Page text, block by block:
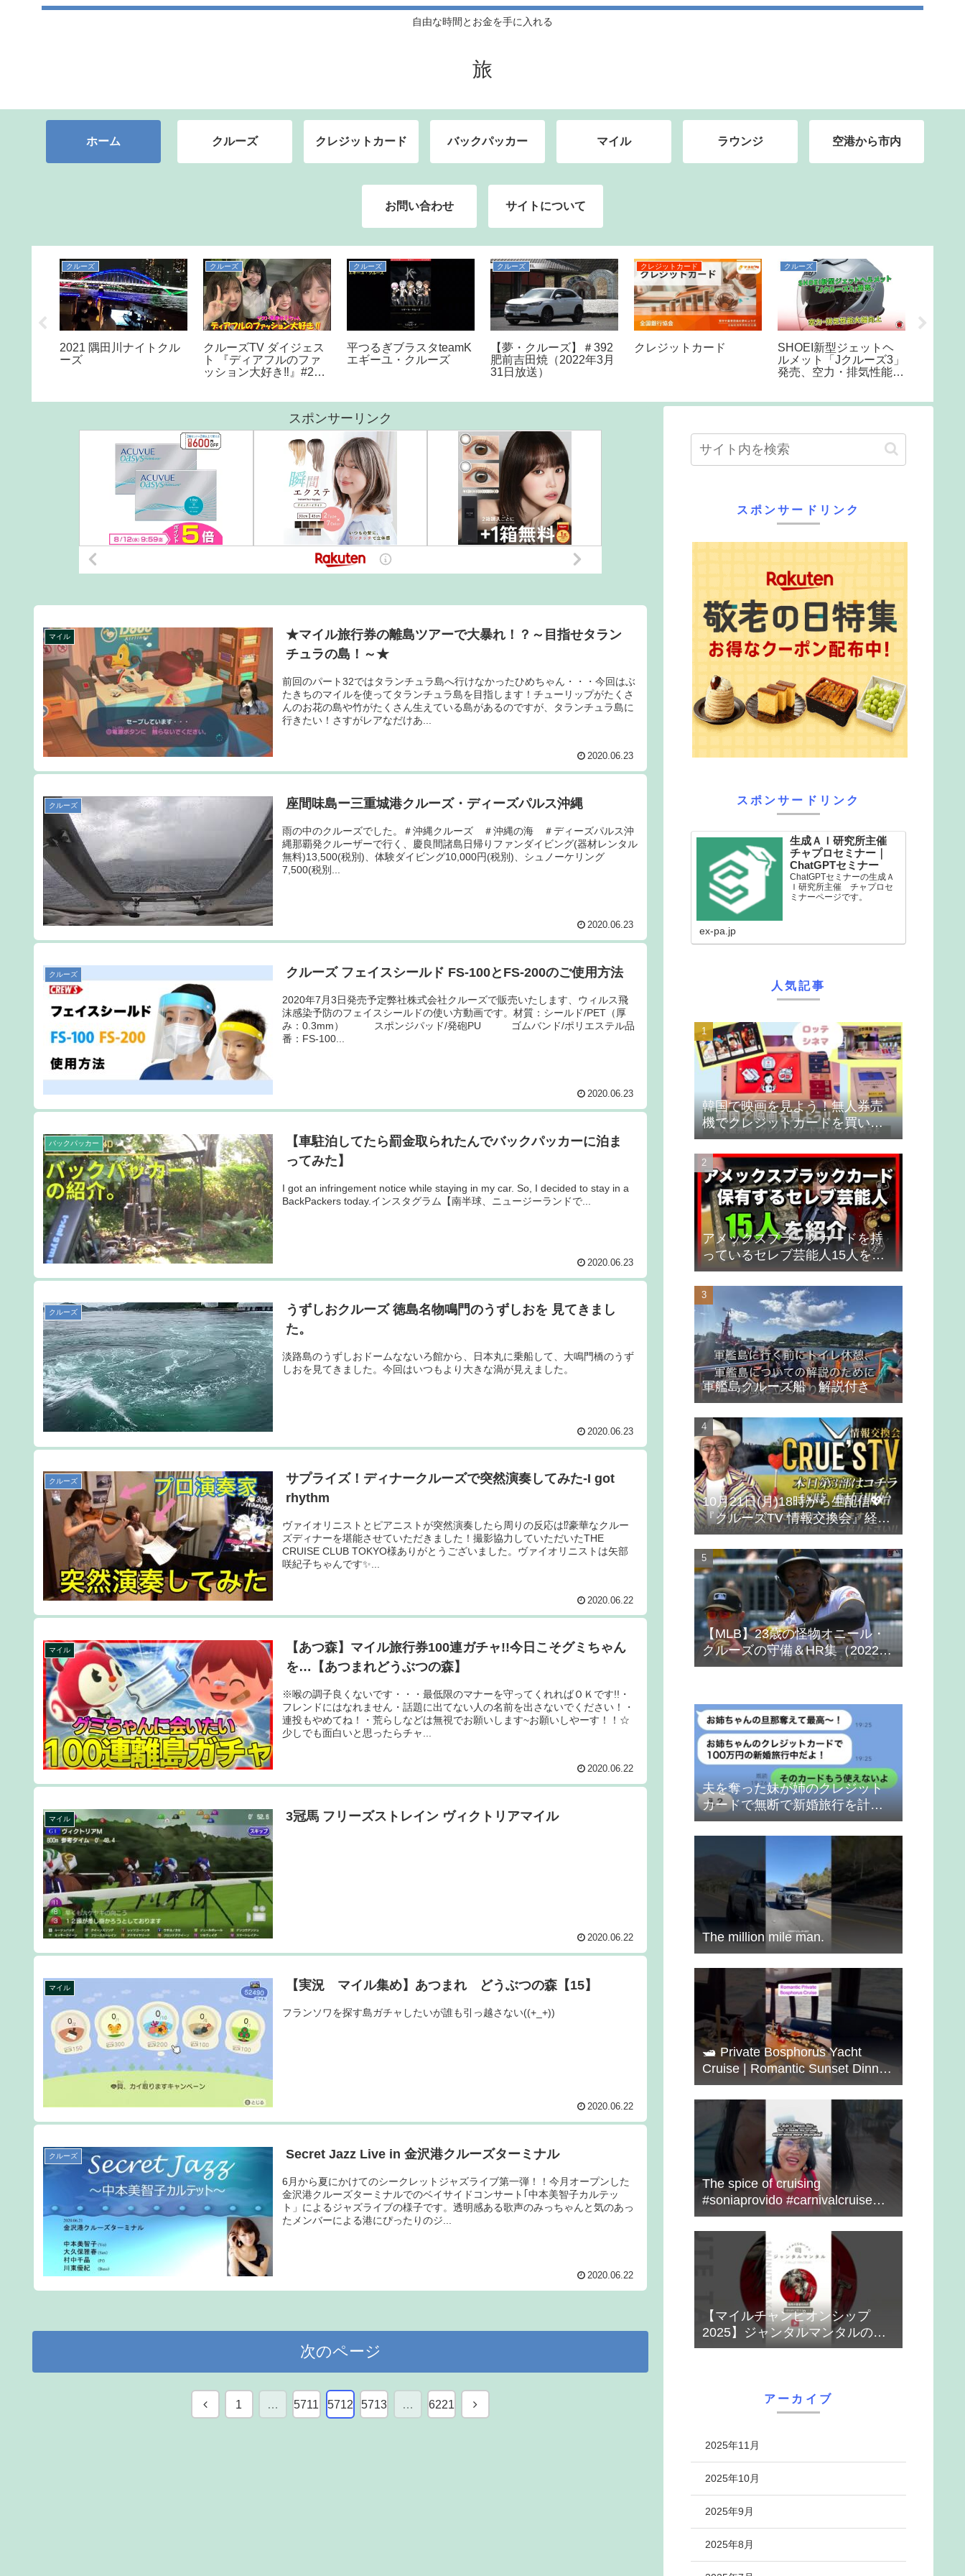
自由な時間とお金を手に入れる
旅
ホーム クルーズ クレジットカード バックパッカー マイル ラウンジ 空港から市内
お問い合わせ サイトについて
クルーズ
2021 隅田川ナイトクル
ーズ
クルーズ
クルーズTV ダイジェス
ト 『ディアフルのファ
ッション大好き‼️』#292
はる 七海李絵 喜楽悦子
クルーズ
平つるぎブラスタteamK
エギーユ・クルーズ
クルーズ
【夢・クルーズ】＃392
肥前吉田焼（2022年3月
31日放送）
クレジットカード
クレジットカード
クルーズ
SHOEI新型ジェットヘ
ルメット「Jクルーズ3」
発売、空力・排気性能大
スポンサーリンク
マイル
★マイル旅行券の離島ツアーで大暴れ！？～目指せタラン
チュラの島！～★
前回のパート32ではタランチュラ島へ行けなかったひめちゃん・・・今回はぶ
たきちのマイルを使ってタランチュラ島を目指します！チューリップがたくさ
んのお花の島や竹がたくさん生えている島があるのですが、タランチュラ島に
行きたい！さすがレアなだけあ...
2020.06.23
クルーズ 座間味島ー三重城港クルーズ・ディーズパルス沖縄
雨の中のクルーズでした。＃沖縄クルーズ ＃沖縄の海 ＃ディーズパルス沖
縄那覇発クルーザーで行く、慶良間諸島日帰りファンダイビング(器材レンタル
無料)13,500(税別)、体験ダイビング10,000円(税別)、シュノーケリング
7,500(税別...
2020.06.23
クルーズ クルーズ フェイスシールド FS-100とFS-200のご使用方法
2020年7月3日発売予定弊社株式会社クルーズで販売いたします、ウィルス飛
沫感染予防のフェイスシールドの使い方動画です。材質：シールド/PET（厚
み：0.3mm） スポンジパッド/発砲PU ゴムバンド/ポリエステル品
番：FS-100...
2020.06.23
バックパッカー
【車駐泊してたら罰金取られたんでバックパッカーに泊ま
ってみた】
I got an infringement notice while staying in my car. So, I decided to stay in a
BackPackers today.インスタグラム【南半球、ニュージーランドで...
2020.06.23
クルーズ
うずしおクルーズ 徳島名物鳴門のうずしおを 見てきまし
た。
淡路島のうずしおドームなないろ館から、日本丸に乗船して、大鳴門橋のうず
しおを見てきました。今回はいつもより大きな渦が見えました。
2020.06.23
クルーズ
サプライズ！ディナークルーズで突然演奏してみた-I got
rhythm
ヴァイオリニストとピアニストが突然演奏したら周りの反応は⁉︎豪華なクルー
ズディナーを堪能させていただきました！撮影協力していただいたTHE
CRUISE CLUB TOKYO様ありがとうございました。ヴァイオリニストは矢部
咲紀子ちゃんです✨...
2020.06.22
マイル
【あつ森】マイル旅行券100連ガチャ!!今日こそグミちゃん
を…【あつまれどうぶつの森】
※喉の調子良くないです・・・最低限のマナーを守ってくれればＯＫです!!・
フレンドにはなれません・話題に出てない人の名前を出さないでください！・
連投もやめてね！・荒らしなどは無視でお願いします~お願いしやーす！！☆
少しでも面白いと思ったらチャ...
2020.06.22
マイル 3冠馬 フリーズストレイン ヴィクトリアマイル
2020.06.22
マイル 【実況 マイル集め】あつまれ どうぶつの森【15】
フランソワを探す島ガチャしたいが誰も引っ越さない((+_+))
2020.06.22
クルーズ Secret Jazz Live in 金沢港クルーズターミナル
6月から夏にかけてのシークレットジャズライブ第一弾！！今月オープンした
金沢港クルーズターミナルでのベイサイドコンサート｢中本美智子カルテッ
ト」によるジャズライブの様子です。透明感ある歌声のみっちゃんと気のあっ
たメンバーによる港にぴったりのジ...
2020.06.22
次のページ
前 1 … 5711 5712 5713 … 6221 次
スポンサードリンク
スポンサードリンク
生成ＡＩ研究所主催
チャプロセミナー｜
ChatGPTセミナー
ChatGPTセミナーの生成Ａ
Ｉ研究所主催 チャプロセ
ミナーページです。
ex-pa.jp
人気記事
韓国で映画を見よう！無人券売
機でクレジットカードを買いま
す
アメックスブラックカードを持
っているセレブ芸能人15人を紹
介
軍艦島クルーズ船 解説付き
10月21日(月)18時から生配信💖
『クルーズTV 情報交換会』経済
ニュース 投資 株式市場 新NISA
投資信託 仮想通貨 ビットコイン
不動産投資 為替 ベトナムドン イ
ラクディナール
【MLB】23歳の怪物オニール・
クルーズの守備＆HR集（2022
年）
夫を奪った妹が姉のクレジット
カードで無断で新婚旅行を計画
→得意げな妹に「カードは解約
したから」と伝えた時の反応
が…ｗ
The million mile man.
🛥️ Private Bosphorus Yacht
Cruise | Romantic Sunset Dinner
on the Water 🇹🇷✨
The spice of cruising
#soniaprovido #carnivalcruise
#choosefun #adventure #cruise
#fun
【マイルチャンピオンシップ
2025】ジャンタルマンタルのハ
ナシ【1-MINUTE】#競馬
アーカイブ
2025年11月
2025年10月
2025年9月
2025年8月